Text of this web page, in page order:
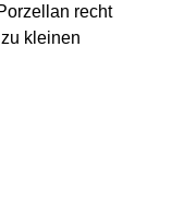
recht
kleinen